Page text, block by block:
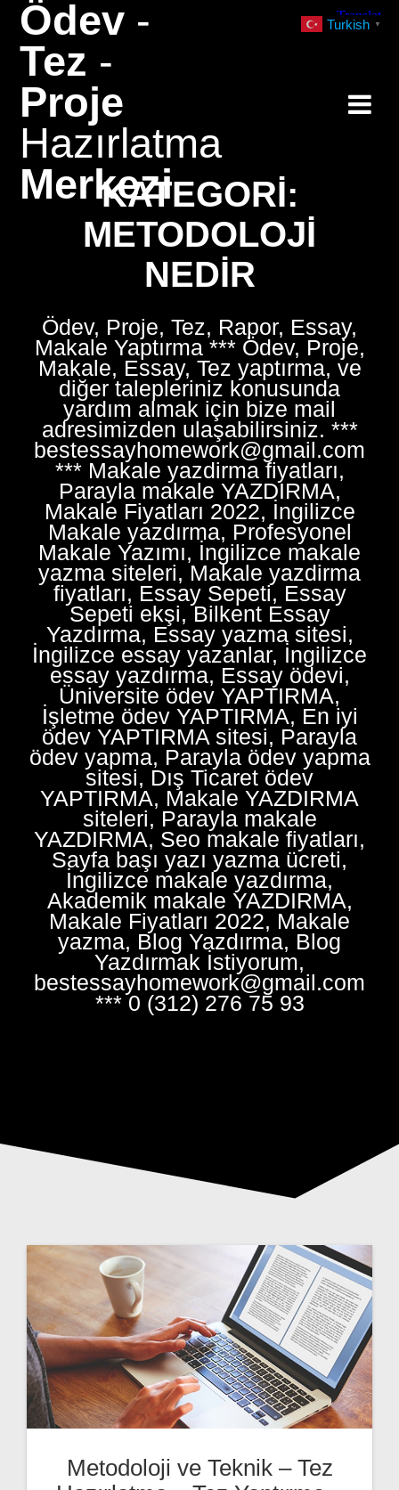
Ödev -
Tez -
Proje
Hazırlatma
MerkeziKATEGORI:
METODOLOJI
NEDIR
Ödev, Proje, Tez, Rapor, Essay,
Makale Yaptırma *** Ödev, Proje,
Makale, Essay, Tez yaptırma, ve
diğer talepleriniz konusunda
yardım almak için bize mail
adresimizden ulaşabilirsiniz. ***
bestessayhomework@gmail.com
*** Makale yazdirma fiyatları,
Parayla makale YAZDIRMA,
Makale Fiyatları 2022, İngilizce
Makale yazdırma, Profesyonel
Makale Yazımı, İngilizce makale
yazma siteleri, Makale yazdirma
fiyatları, Essay Sepeti, Essay
Sepeti ekşi, Bilkent Essay
Yazdırma, Essay yazma sitesi,
İngilizce essay yazanlar, İngilizce
essay yazdırma, Essay ödevi,
Üniversite ödev YAPTIRMA,
İşletme ödev YAPTIRMA, En iyi
ödev YAPTIRMA sitesi, Parayla
ödev yapma, Parayla ödev yapma
sitesi, Dış Ticaret ödev
YAPTIRMA, Makale YAZDIRMA
siteleri, Parayla makale
YAZDIRMA, Seo makale fiyatları,
Sayfa başı yazı yazma ücreti,
İngilizce makale yazdırma,
Akademik makale YAZDIRMA,
Makale Fiyatları 2022, Makale
yazma, Blog Yazdırma, Blog
Yazdırmak İstiyorum,
bestessayhomework@gmail.com
*** 0 (312) 276 75 93
Metodoloji ve Teknik – Tez
Turkish ▼